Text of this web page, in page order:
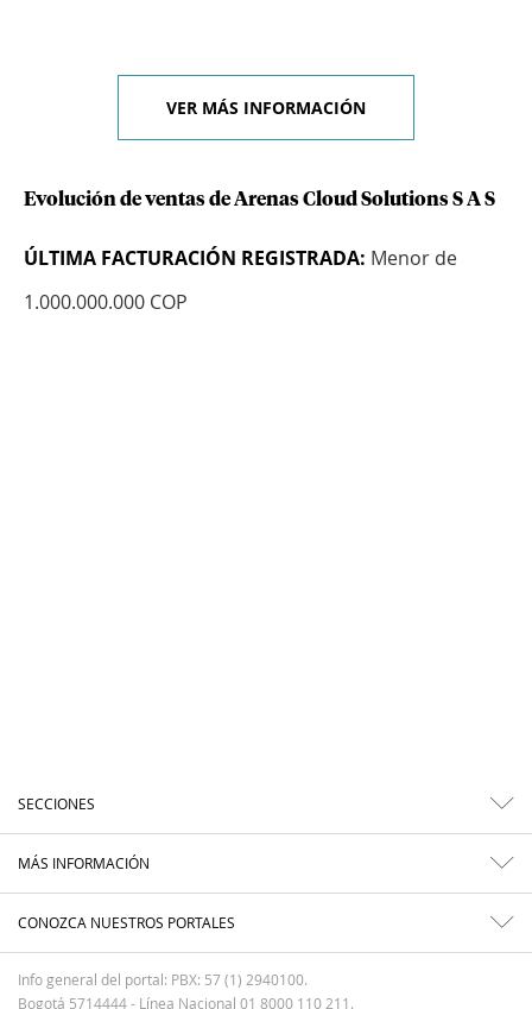
VER MÁS INFORMACIÓN
Evolución de ventas de Arenas Cloud Solutions S A S
ÚLTIMA FACTURACIÓN REGISTRADA: Menor de
1.000.000.000 COP
SECCIONES
MÁS INFORMACIÓN
CONOZCA NUESTROS PORTALES
Info general del portal: PBX: 57 (1) 2940100.
Bogotá 5714444 - Línea Nacional 01 8000 110 211.